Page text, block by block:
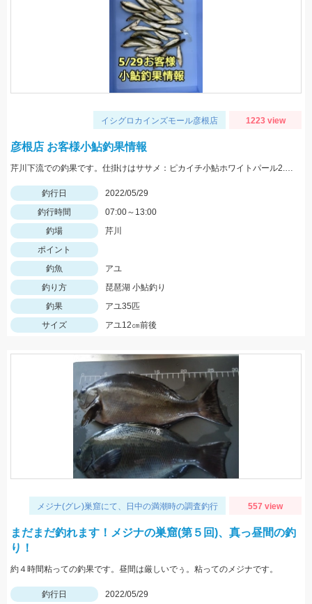
イシグロカインズモール彦根店 1223 view
彦根店 お客様小鮎釣果情報
芹川下流での釣果です。仕掛けはササメ：ピカイチ小鮎ホワイトパール2.5号がオススメです！
釣行日
2022/05/29
釣行時間
07:00～13:00
釣場
芹川
ポイント
釣魚
アユ
釣り方
琵琶湖 小鮎釣り
釣果
アユ35匹
サイズ
アユ12㎝前後
メジナ(グレ)巣窟にて、日中の満潮時の調査釣行 557 view
まだまだ釣れます！メジナの巣窟(第５回)、真っ昼間の釣
り！
約４時間粘っての釣果です。昼間は厳しいでぅ。粘ってのメジナです。
釣行日 2022/05/29